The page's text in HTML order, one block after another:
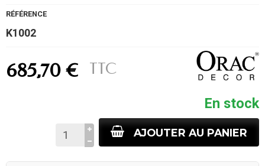
RÉFÉRENCE
K1002
685,70 € TTC
En stock
AJOUTER AU PANIER